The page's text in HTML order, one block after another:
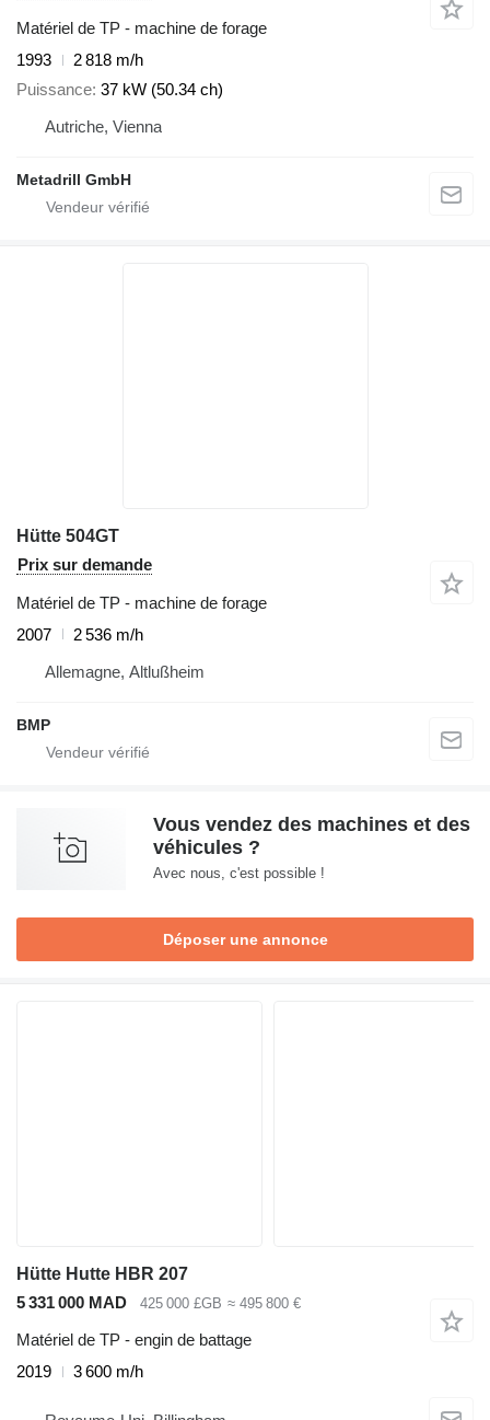
Matériel de TP - machine de forage
1993
2 818 m/h
Puissance 37 kW (50.34 ch)
Autriche, Vienna
Metadrill GmbH
Hütte 504GT
Prix sur demande
Matériel de TP - machine de forage
2007
2 536 m/h
Allemagne, Altlußheim
BMP
Vous vendez des machines et des
véhicules ?
Avec nous, c'est possible !
Déposer une annonce
Hütte Hutte HBR 207
5 331 000 MAD
425 000 £GB ≈ 495 800 €
Matériel de TP - engin de battage
2019
3 600 m/h